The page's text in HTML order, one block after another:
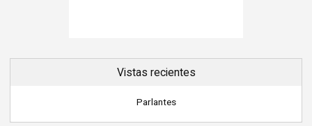
Vistas recientes
Parlantes